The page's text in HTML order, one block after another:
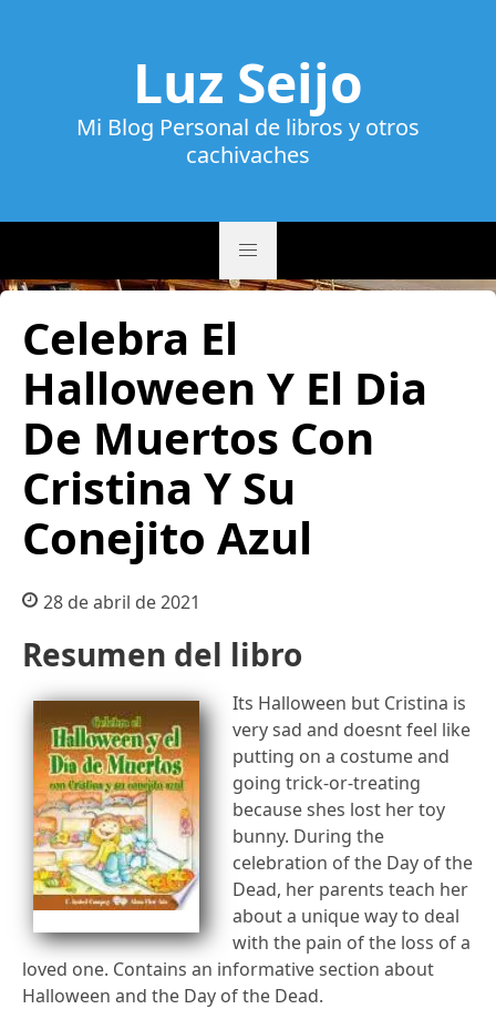
Luz Seijo
Mi Blog Personal de libros y otros
cachivaches
Celebra El
Halloween Y El Dia
De Muertos Con
Cristina Y Su
Conejito Azul
28 de abril de 2021
Resumen del libro
Its Halloween but Cristina is
very sad and doesnt feel like
putting on a costume and
going trick-or-treating
because shes lost her toy
bunny. During the
celebration of the Day of the
Dead, her parents teach her
about a unique way to deal
with the pain of the loss of a
loved one. Contains an informative section about
Halloween and the Day of the Dead.